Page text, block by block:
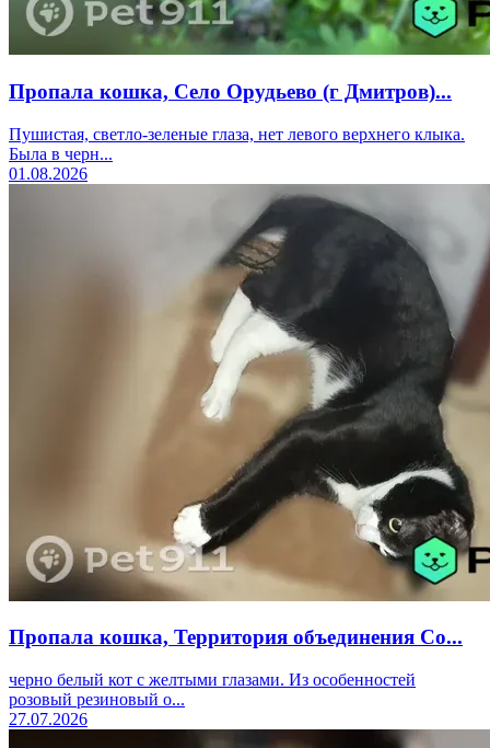
Пропала кошка, Село Орудьево (г Дмитров)...
Пушистая, светло-зеленые глаза, нет левого верхнего клыка.
Была в черн...
01.08.2026
Пропала кошка, Территория объединения Со...
черно белый кот с желтыми глазами. Из особенностей
розовый резиновый о...
27.07.2026